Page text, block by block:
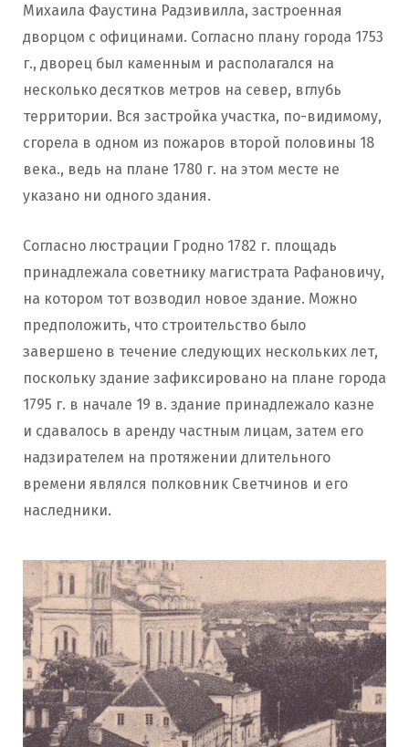
Михаила Фаустина Радзивилла, застроенная
дворцом с официнами. Согласно плану города 1753
г., дворец был каменным и располагался на
несколько десятков метров на север, вглубь
территории. Вся застройка участка, по-видимому,
сгорела в одном из пожаров второй половины 18
века., ведь на плане 1780 г. на этом месте не
указано ни одного здания.
Согласно люстрации Гродно 1782 г. площадь
принадлежала советнику магистрата Рафановичу,
на котором тот возводил новое здание. Можно
предположить, что строительство было
завершено в течение следующих нескольких лет,
поскольку здание зафиксировано на плане города
1795 г. в начале 19 в. здание принадлежало казне
и сдавалось в аренду частным лицам, затем его
надзирателем на протяжении длительного
времени являлся полковник Светчинов и его
наследники.